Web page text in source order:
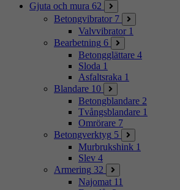
Gjuta och mura 62
Betongvibrator 7
Valvvibrator 1
Bearbetning 6
Betongglättare 4
Sloda 1
Asfaltsraka 1
Blandare 10
Betongblandare 2
Tvångsblandare 1
Omrörare 7
Betongverktyg 5
Murbrukshink 1
Slev 4
Armering 32
Najomat 11